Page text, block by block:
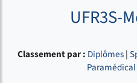
UFR3S-
Classement par : Diplômes|
Paramédical